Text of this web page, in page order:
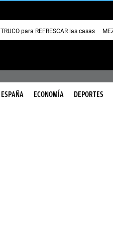
TRUCO para REFRESCAR las casas
ESPAÑA ECONOMÍA DEPORTES